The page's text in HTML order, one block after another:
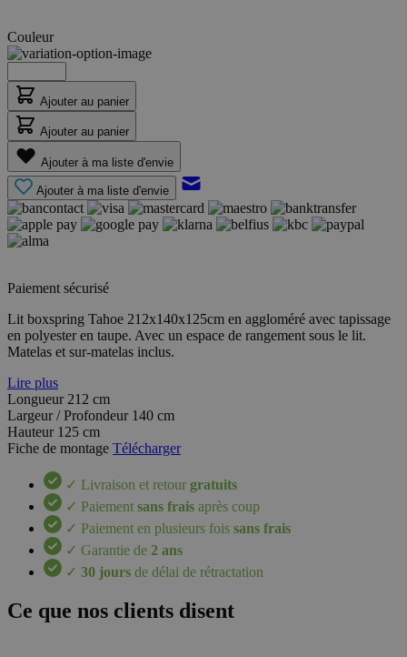
Couleur
Ajouter au panier
Ajouter au panier
Ajouter à ma liste d'envie
Ajouter à ma liste d'envie
Paiement sécurisé
Lit boxspring Tahoe 212x140x125cm en aggloméré avec tapissage
en polyester en taupe. Avec un espace de rangement sous le lit.
Matelas et sur-matelas inclus.
Lire plus
Longueur 212 cm
Largeur / Profondeur 140 cm
Hauteur 125 cm
Fiche de montage Télécharger
✓ Livraison et retour gratuits
✓ Paiement sans frais après coup
✓ Paiement en plusieurs fois sans frais
✓ Garantie de 2 ans
✓ 30 jours de délai de rétractation
Ce que nos clients disent